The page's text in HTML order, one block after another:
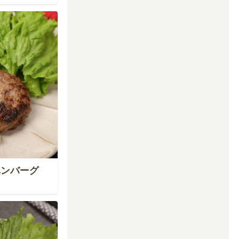
バーグ